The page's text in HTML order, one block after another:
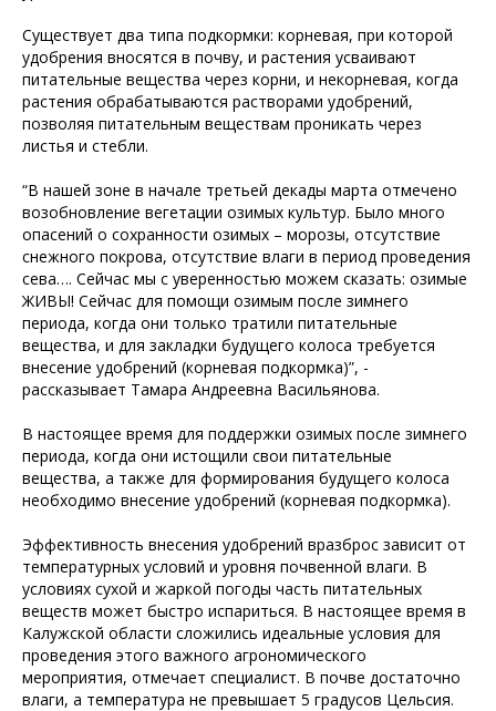
Существует два типа подкормки: корневая, при которой
удобрения вносятся в почву, и растения усваивают
питательные вещества через корни, и некорневая, когда
растения обрабатываются растворами удобрений,
позволяя питательным веществам проникать через
листья и стебли.
“В нашей зоне в начале третьей декады марта отмечено
возобновление вегетации озимых культур. Было много
опасений о сохранности озимых – морозы, отсутствие
снежного покрова, отсутствие влаги в период проведения
сева…. Сейчас мы с уверенностью можем сказать: озимые
ЖИВЫ! Сейчас для помощи озимым после зимнего
периода, когда они только тратили питательные
вещества, и для закладки будущего колоса требуется
внесение удобрений (корневая подкормка)”, -
рассказывает Тамара Андреевна Васильянова.
В настоящее время для поддержки озимых после зимнего
периода, когда они истощили свои питательные
вещества, а также для формирования будущего колоса
необходимо внесение удобрений (корневая подкормка).
Эффективность внесения удобрений вразброс зависит от
температурных условий и уровня почвенной влаги. В
условиях сухой и жаркой погоды часть питательных
веществ может быстро испариться. В настоящее время в
Калужской области сложились идеальные условия для
проведения этого важного агрономического
мероприятия, отмечает специалист. В почве достаточно
влаги, а температура не превышает 5 градусов Цельсия.